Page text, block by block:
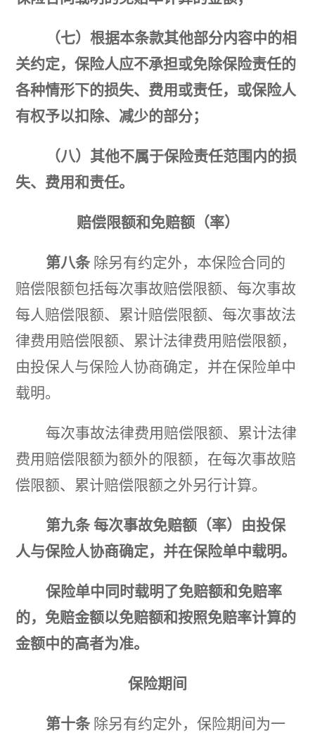
（七）根据本条款其他部分内容中的相
关约定，保险人应不承担或免除保险责任的
各种情形下的损失、费用或责任，或保险人
有权予以扣除、减少的部分；
（八）其他不属于保险责任范围内的损
失、费用和责任。
赔偿限额和免赔额（率）
第八条 除另有约定外，本保险合同的
赔偿限额包括每次事故赔偿限额、每次事故
每人赔偿限额、累计赔偿限额、每次事故法
律费用赔偿限额、累计法律费用赔偿限额，
由投保人与保险人协商确定，并在保险单中
载明。
每次事故法律费用赔偿限额、累计法律
费用赔偿限额为额外的限额，在每次事故赔
偿限额、累计赔偿限额之外另行计算。
第九条 每次事故免赔额（率）由投保
人与保险人协商确定，并在保险单中载明。
保险单中同时载明了免赔额和免赔率
的，免赔金额以免赔额和按照免赔率计算的
金额中的高者为准。
保险期间
第十条 除另有约定外，保险期间为一